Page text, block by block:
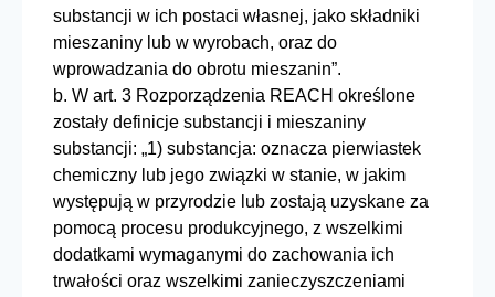
substancji w ich postaci własnej, jako składniki
mieszaniny lub w wyrobach, oraz do
wprowadzania do obrotu mieszanin”.
b. W art. 3 Rozporządzenia REACH określone
zostały definicje substancji i mieszaniny
substancji: „1) substancja: oznacza pierwiastek
chemiczny lub jego związki w stanie, w jakim
występują w przyrodzie lub zostają uzyskane za
pomocą procesu produkcyjnego, z wszelkimi
dodatkami wymaganymi do zachowania ich
trwałości oraz wszelkimi zanieczyszczeniami